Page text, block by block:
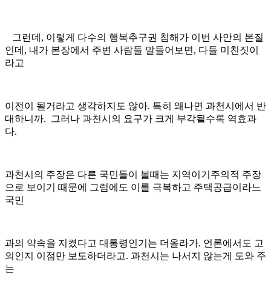
그런데, 이렇게 다수의 행복추구권 침해가 이번 사안의 본질
인데, 내가 본장에서 주변 사람들 말들어보면, 다들 미친짓이
라고
이전이 될거라고 생각하지도 않아. 특히 왜나면 과천시에서 반
대하니까. 그러나 과천시의 요구가 크게 부각될수록 역효과
다.
과천시의 주장은 다른 국민들이 볼때는 지역이기주의적 주장
으로 보이기 때문에 그럼에도 이를 극복하고 주택공급이라느
국민
과의 약속을 지켰다고 대통령인기는 더올라가. 언론에서도 고
의인지 이점만 보도하더라고. 과천시는 나서지 않는게 도와 주
는